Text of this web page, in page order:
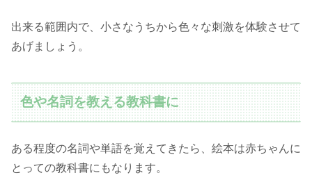
出来る範囲内で、小さなうちから色々な刺激を体験させて
あげましょう。
色や名詞を教える教科書に
ある程度の名詞や単語を覚えてきたら、絵本は赤ちゃんに
とっての教科書にもなります。